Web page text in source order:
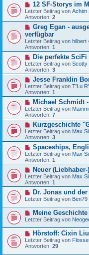
12 SF-Storys im
Letzter Beitrag von Achim
Antworten: 2
Greg Egan -
verfügbar
Letzter Beitrag von hilbert
Antworten: 1
Die perfekte
Letzter Beitrag von Scotty
Antworten: 3
Jesse Franklin
Letzter Beitrag von T'Lu
Antworten: 1
Michael Schmidt
Letzter Beitrag von
Antworten: 7
Kurzgeschichte
Letzter Beitrag von Max
Antworten: 3
Spaceships,
Letzter Beitrag von Max
Antworten: 1
Neuer
Letzter Beitrag von Max
Antworten: 1
Dr. Jonas und
Letzter Beitrag von Ben79
Meine Geschichte
Letzter Beitrag von
Hörstoff: Cixin
Letzter Beitrag von
Antworten: 29